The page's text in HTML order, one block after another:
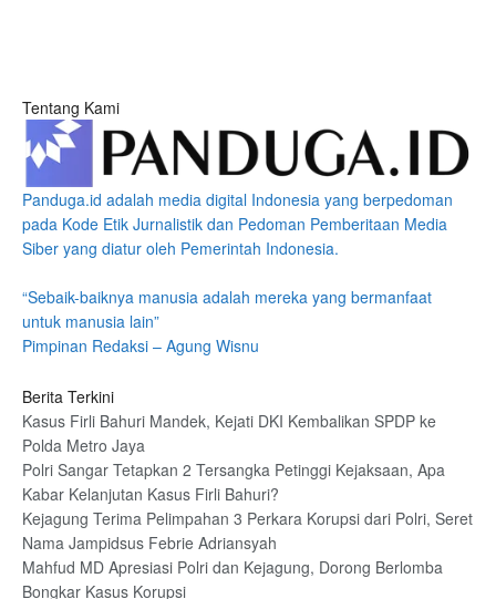
Tentang Kami
Panduga.id adalah media digital Indonesia yang berpedoman
pada Kode Etik Jurnalistik dan Pedoman Pemberitaan Media
Siber yang diatur oleh Pemerintah Indonesia.
“Sebaik-baiknya manusia adalah mereka yang bermanfaat
untuk manusia lain”
Pimpinan Redaksi – Agung Wisnu
Berita Terkini
Kasus Firli Bahuri Mandek, Kejati DKI Kembalikan SPDP ke
Polda Metro Jaya
Polri Sangar Tetapkan 2 Tersangka Petinggi Kejaksaan, Apa
Kabar Kelanjutan Kasus Firli Bahuri?
Kejagung Terima Pelimpahan 3 Perkara Korupsi dari Polri, Seret
Nama Jampidsus Febrie Adriansyah
Mahfud MD Apresiasi Polri dan Kejagung, Dorong Berlomba
Bongkar Kasus Korupsi